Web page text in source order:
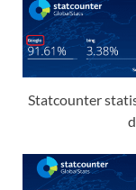
Statcounter